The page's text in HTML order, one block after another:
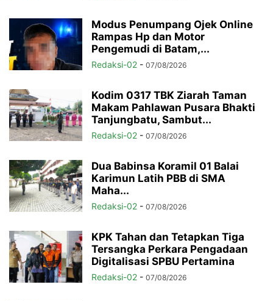
Modus Penumpang Ojek Online
Rampas Hp dan Motor
Pengemudi di Batam,...
Redaksi-02 - 07/08/2026
Kodim 0317 TBK Ziarah Taman
Makam Pahlawan Pusara Bhakti
Tanjungbatu, Sambut...
Redaksi-02 - 07/08/2026
Dua Babinsa Koramil 01 Balai
Karimun Latih PBB di SMA
Maha...
Redaksi-02 - 07/08/2026
KPK Tahan dan Tetapkan Tiga
Tersangka Perkara Pengadaan
Digitalisasi SPBU Pertamina
Redaksi-02 - 07/08/2026